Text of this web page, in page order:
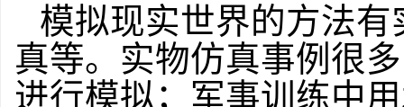
模拟现实世界的方法
真等。实物仿真事例很
进行模拟；军事训练中